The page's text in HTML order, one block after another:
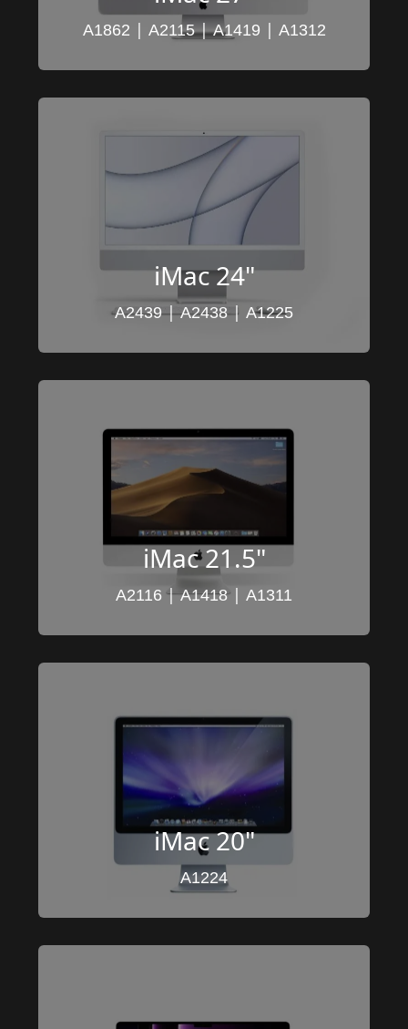
A1862 | A2115 | A1419 | A1312
iMac 24"
A2439 | A2438 | A1225
iMac 21.5"
A2116 | A1418 | A1311
iMac 20"
A1224